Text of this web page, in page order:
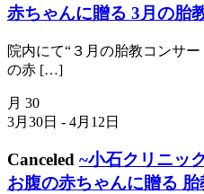
赤ちゃんに贈る 3月の胎
院内にて“３月の胎教コンサ
の赤 […]
月 30
3月30日 - 4月12日
Canceled ~小石クリニッ
お腹の赤ちゃんに贈る